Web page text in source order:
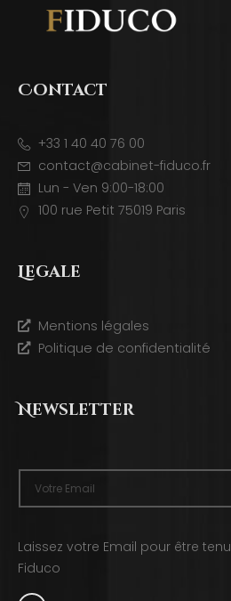
Contact
+33 1 40 40 76 00
contact@cabinet-fiduco.fr
Lun - Ven 9:00-18:00
100 rue Petit 75019 Paris
Legale
Mentions légales
Politique de confidentialité
Newsletter
Laissez votre Email pour être
Fiduco